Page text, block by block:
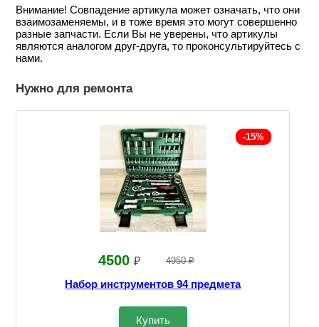
Внимание! Совпадение артикула может означать, что они
взаимозаменяемы, и в тоже время это могут совершенно
разные запчасти. Если Вы не уверены, что артикулы
являются аналогом друг-друга, то проконсультируйтесь с
нами.
Нужно для ремонта
-15%
4500 ₽ 4950 ₽
Набор инструментов 94 предмета
Купить